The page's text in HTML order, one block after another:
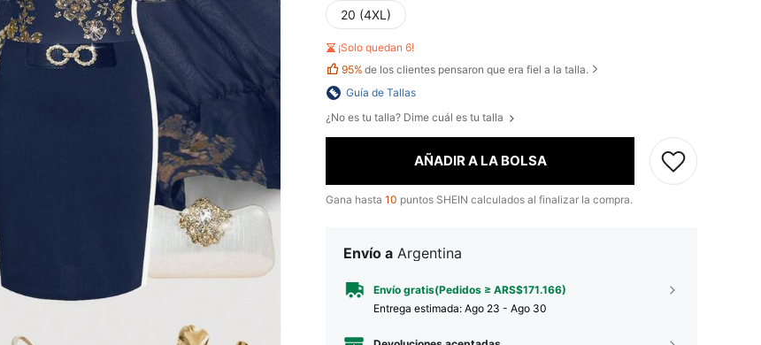
20 (4XL)
¡Solo quedan 6!
95% de los clientes pensaron que era fiel a la talla.
Guía de Tallas
¿No es tu talla? Dime cuál es tu talla
AÑADIR A LA BOLSA
Gana hasta 10 puntos SHEIN calculados al finalizar la compra.
Envío a Argentina
Envío gratis(Pedidos ≥ ARS$171.166)
Entrega estimada: Ago 23 - Ago 30